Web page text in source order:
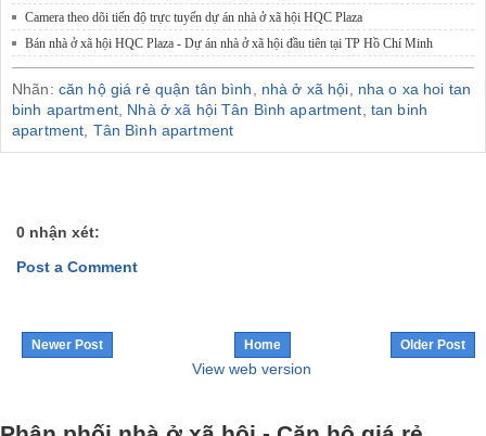
Camera theo dõi tiến độ trực tuyến dự án nhà ở xã hội HQC Plaza
Bán nhà ở xã hội HQC Plaza - Dự án nhà ở xã hội đầu tiên tại TP Hồ Chí Minh
Nhãn: căn hộ giá rẻ quận tân bình nhà ở xã hội
nha o xa hoi tan
binh apartment, Nhà ở xã hội Tân Bình apartment tan binh
apartment Tân Bình apartment
0 nhận xét:
Post a Comment
Newer Post Older Post
Home
View web version